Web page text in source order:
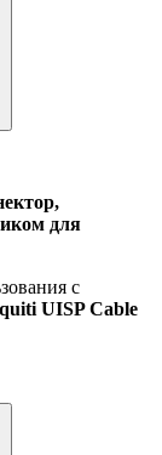
для
с
UISP Cable